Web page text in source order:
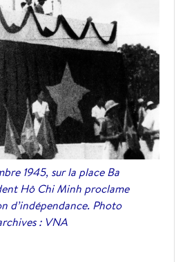
1945, sur la place Ba
Hô Chi Minh proclame
d’indépendance. Photo
: VNA